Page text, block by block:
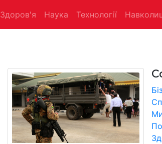
Здоров'я Наука Технології